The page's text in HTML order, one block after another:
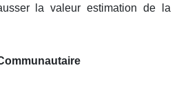
la valeur estimation de la